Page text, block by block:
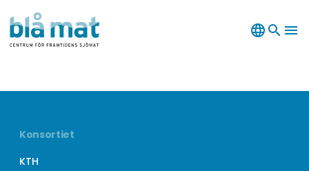
language search menu
Konsortiet
KTH